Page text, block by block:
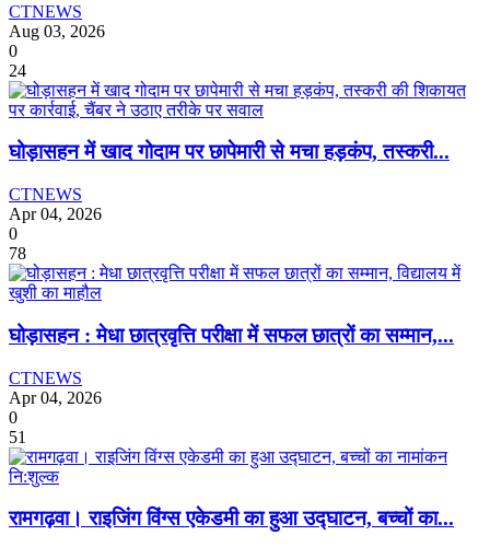
CTNEWS
Aug 03, 2026
0
24
घोड़ासहन में खाद गोदाम पर छापेमारी से मचा हड़कंप, तस्करी...
CTNEWS
Apr 04, 2026
0
78
घोड़ासहन : मेधा छात्रवृत्ति परीक्षा में सफल छात्रों का सम्मान,...
CTNEWS
Apr 04, 2026
0
51
रामगढ़वा। राइजिंग विंग्स एकेडमी का हुआ उद्घाटन, बच्चों का...